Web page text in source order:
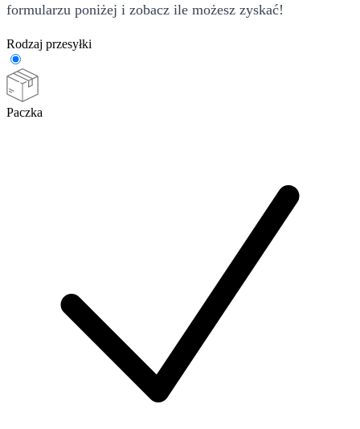
formularzu poniżej i zobacz ile możesz zyskać!
Rodzaj przesyłki
Paczka